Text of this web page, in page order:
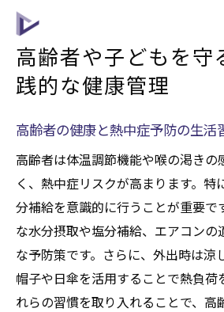
高齢者や子どもを守
践的な健康管理
高齢者の健康と熱中症予防の生活
高齢者は体温調節機能や喉の渇きの
く、熱中症リスクが高まります。特
分補給を意識的に行うことが重要で
な水分摂取や塩分補給、エアコンの
な予防策です。さらに、外出時は涼
帽子や日傘を活用することで熱負荷
れらの習慣を取り入れることで、高